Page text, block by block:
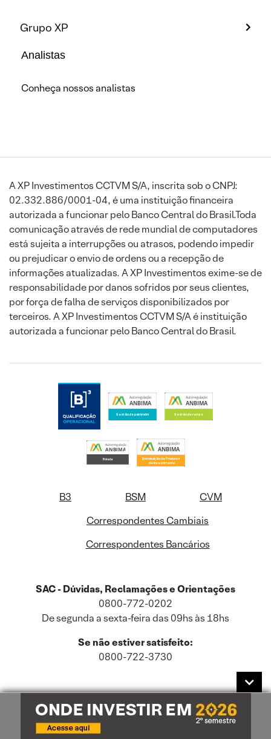
Grupo XP
Analistas
Conheça nossos analistas
A XP Investimentos CCTVM S/A, inscrita sob o CNPJ:
02.332.886/0001-04, é uma instituição financeira
autorizada a funcionar pelo Banco Central do Brasil.Toda
comunicação através de rede mundial de computadores
está sujeita a interrupções ou atrasos, podendo impedir
ou prejudicar o envio de ordens ou a recepção de
informações atualizadas. A XP Investimentos exime-se de
responsabilidade por danos sofridos por seus clientes,
por força de falha de serviços disponibilizados por
terceiros. A XP Investimentos CCTVM S/A é instituição
autorizada a funcionar pelo Banco Central do Brasil.
B3 BSM
CVM
Correspondentes Cambiais
Correspondentes Bancários
SAC - Dúvidas, Reclamações e Orientações
0800-772-0202
De segunda a sexta-feira das 09hs às 18hs
Se não estiver satisfeito:
0800-722-3730
Este site usa cookies e dados pessoais de acordo com a nossaPolítica de
Cookies
e a nossaPolítica de Privacidade.